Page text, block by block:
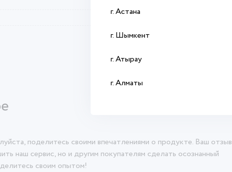
г. Астана
г. Шымкент
г. Атырау
г. Алматы
Выключатель
поделитесь своими впечатлениями о продукте. Ваш отзыв
наш сервис, но и другим покупателям сделать осознанный
своим опытом!